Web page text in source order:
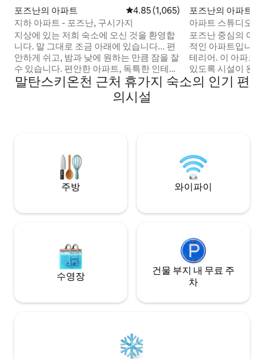
포즈난의 아파트 평점 4.85점(5점 만점), 후기 1,065
4.85 (1,065)
지하 아파트 - 포즈난, 구시가지
지상에 있는 저희 숙소에 오신 것을 환영합
니다. 말 그대로 조금 아래에 있습니다... 편
안하게 쉬고, 밤과 낮에 원하는 만큼 잠을 잘
수 있습니다. 편안한 아파트, 독특한 인테리
어, 편안한 목욕, 편안한 분할 침대, 커피 한
잔을 제공합니다... 겨울에는 아늑하고 따뜻
하며 여름에는 시원합니다. 아파트의 창문
이 아파트는 올드 마켓 스퀘어, 바르타 강,
포즈난에서 가장 큰 쇼핑 센터 근처에 있는
활성화된 주택의 -1층 (지하) 의 포즈난 중심
지에 있습니다. 동네에는 건물 아래에 유료
안하고 신중한 숙박을 보장합니다. 부가가
포즈난의 아파트
아파트 스튜디오
포즈난 중심의 아
적인 아파트입니
테리어. 이 아파트
있도록 시설이 완
가구가 배치되어 있습
Towarowa 37 건
PLN 30/일 반려동
말탄스키온천 근처 휴가지 숙소의 인기 편
의시설
주방 와이파이
수영장
건물 부지 내 무료 주
차